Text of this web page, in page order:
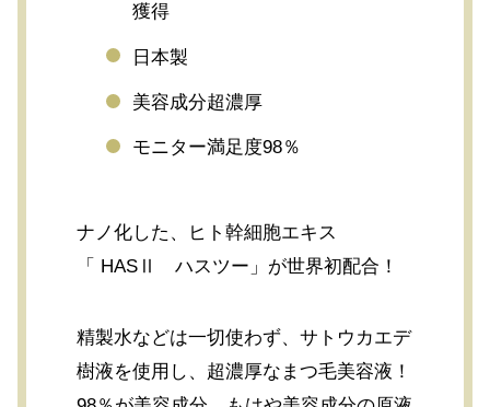
獲得
日本製
美容成分超濃厚
モニター満足度98％
ナノ化した、ヒト幹細胞エキス
「 HASⅡ ハスツー」が世界初配合！
精製水などは一切使わず、サトウカエデ
樹液を使用し、超濃厚なまつ毛美容液！